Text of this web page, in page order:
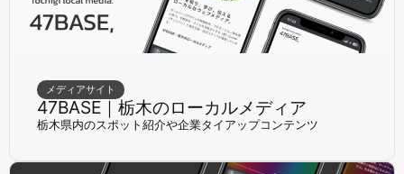
メディアサイト
47BASE｜栃木のローカルメディア
栃木県内のスポット紹介や企業タイアップコンテンツ